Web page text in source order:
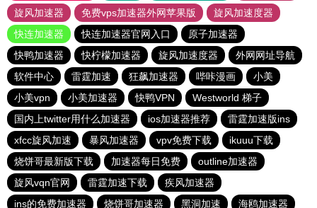
旋风加速器
免费vps加速器外网苹果版
旋风加速度器
快连加速器
快连加速器官网入口
原子加速器
快鸭加速器
快柠檬加速器 旋风加速度器
外网网址导航
软件中心
雷霆加速 狂飙加速器 哔咔漫画
小美
小美vpn
小美加速器 快鸭VPN
Westworld 梯子
国内上twitter用什么加速器
ios加速器推荐
雷霆加速版ins
xfcc旋风加速
暴风加速器 vpv免费下载
ikuuu下载
烧饼哥最新版下载
加速器每日免费
outline加速器
旋风vqn官网
雷霆加速下载
疾风加速器
ins的免费加速器
烧饼哥加速器 黑洞加速 海鸥加速器